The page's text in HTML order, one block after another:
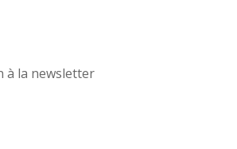
à la newsletter